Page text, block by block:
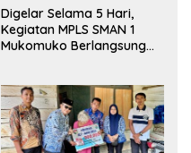
Digelar Selama 5 Hari,
Kegiatan MPLS SMAN 1
Mukomuko Berlangsung